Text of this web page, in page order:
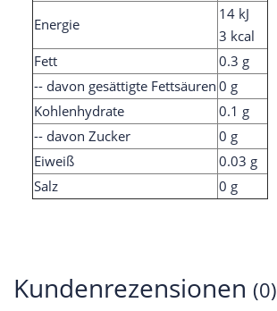
Energie
14 kJ
3 kcal
Fett
0.3 g
-- davon gesättigte Fettsäuren0 g
Kohlenhydrate
0.1 g
-- davon Zucker
0 g
Eiweiß
0.03 g
Salz
0 g
Kundenrezensionen (0)